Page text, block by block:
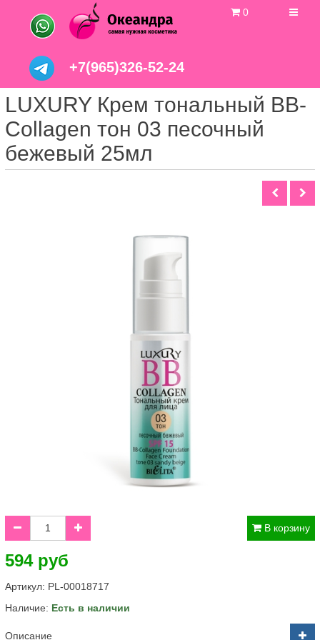
+7(965)326-52-24
0
LUXURY Крем тональный BB-
Collagen тон 03 песочный
бежевый 25мл
В корзину
594 руб
Артикул: PL-00018717
Наличие: Есть в наличии
Описание